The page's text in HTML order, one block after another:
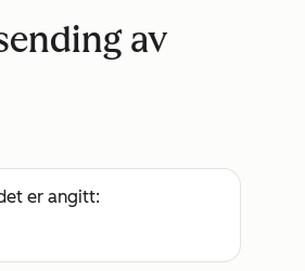
av
er angitt: